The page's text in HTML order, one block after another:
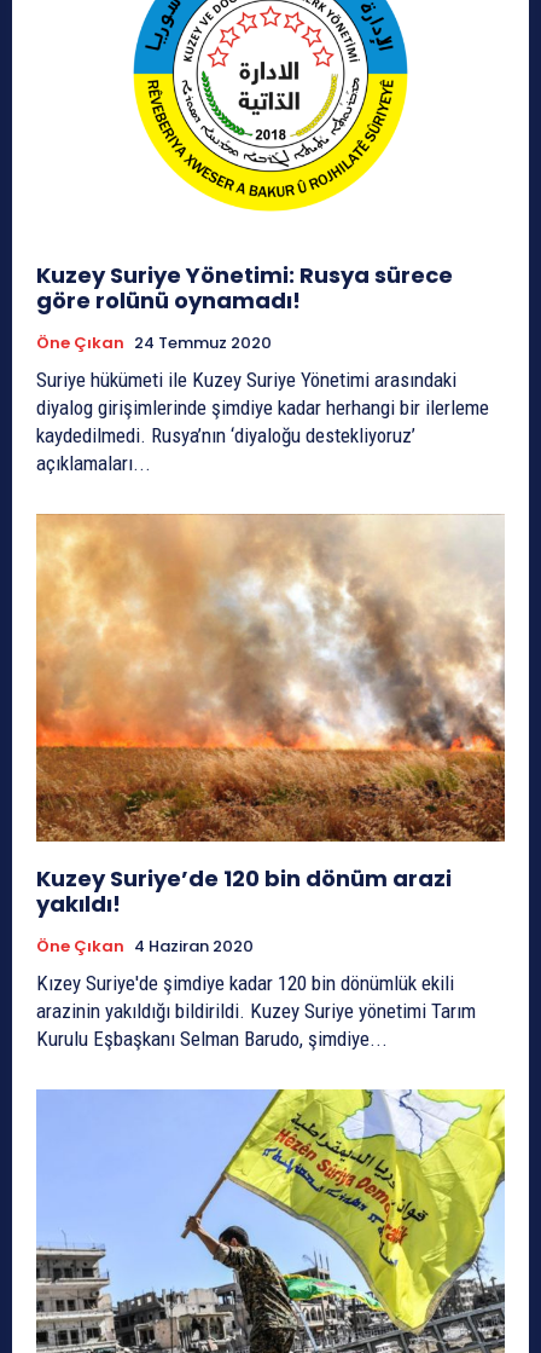
Kuzey Suriye Yönetimi: Rusya sürece
göre rolünü oynamadı!
Öne Çıkan 24 Temmuz 2020
Suriye hükümeti ile Kuzey Suriye Yönetimi arasındaki
diyalog girişimlerinde şimdiye kadar herhangi bir ilerleme
kaydedilmedi. Rusya’nın ‘diyaloğu destekliyoruz’
açıklamaları...
Kuzey Suriye’de 120 bin dönüm arazi
yakıldı!
Öne Çıkan 4 Haziran 2020
Kızey Suriye'de şimdiye kadar 120 bin dönümlük ekili
arazinin yakıldığı bildirildi. Kuzey Suriye yönetimi Tarım
Kurulu Eşbaşkanı Selman Barudo, şimdiye...